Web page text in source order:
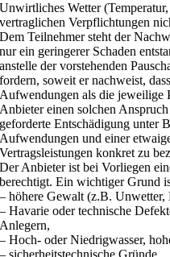
Unwirtliches Wetter
vertraglichen Verpflichtungen
Dem Teilnehmer steht der
nur ein geringerer Schaden
anstelle der vorstehenden
fordern, soweit er nachweist,
Aufwendungen als die jeweilige
Anbieter einen solchen
geforderte Entschädigung unter
Aufwendungen und einer
Vertragsleistungen konkret zu
Der Anbieter ist bei Vorliegen
berechtigt. Ein wichtiger Grund
– höhere Gewalt (z.B.
– Havarie oder technische
Anlegern,
– Hoch- oder Niedrigwasser,
– sicherheitstechnische Gründe,